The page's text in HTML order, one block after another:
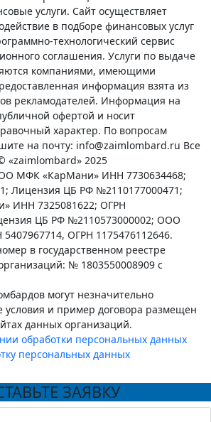
услуги. Сайт осуществляет
в подборе финансовых услуг
технологический сервис
соглашения. Услуги по выдаче
компаниями, имеющими
информация взята из
рекламодателей. Информация на
офертой и носит
характер. По вопросам
на почту: info@zaimlombard.ru Все
2025
МФК «КарМани» ИНН 7730634468;
Лицензия ЦБ РФ №2110177000471;
ИНН 7325081622; ОГРН
ЦБ РФ №2110573000002; ООО
ОГРН 1175476112646.
в государственном реестре
№ 1803550008909 с
могут незначительно
условия и пример договора размещен
данных организаций.
обработки персональных данных
персональных данных
ЗАЯВКУ